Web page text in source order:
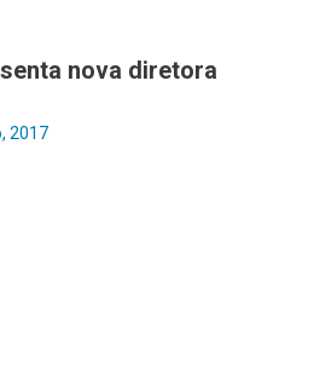
nova diretora
2017